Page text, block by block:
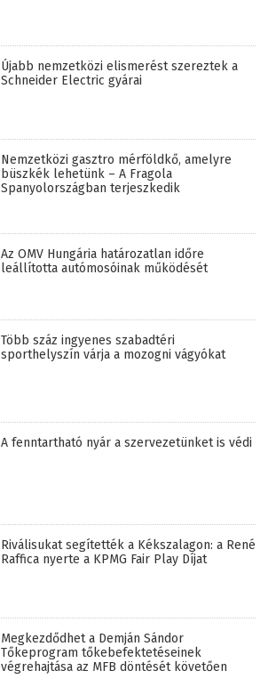
Újabb nemzetközi elismerést szereztek a
Schneider Electric gyárai
Nemzetközi gasztro mérföldkő, amelyre
büszkék lehetünk – A Fragola
Spanyolországban terjeszkedik
Az OMV Hungária határozatlan időre
leállította autómosóinak működését
Több száz ingyenes szabadtéri
sporthelyszín várja a mozogni vágyókat
A fenntartható nyár a szervezetünket is védi
Riválisukat segítették a Kékszalagon: a René
Raffica nyerte a KPMG Fair Play Díjat
Megkezdődhet a Demján Sándor
Tőkeprogram tőkebefektetéseinek
végrehajtása az MFB döntését követően